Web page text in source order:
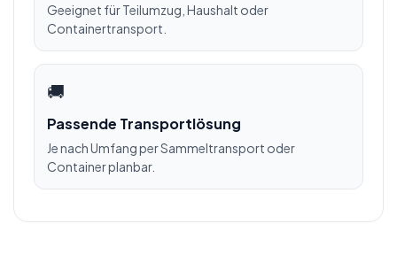
Geeignet für Teilumzug, Haushalt oder
Containertransport.
🚚
Passende Transportlösung
Je nach Umfang per Sammeltransport oder
Container planbar.